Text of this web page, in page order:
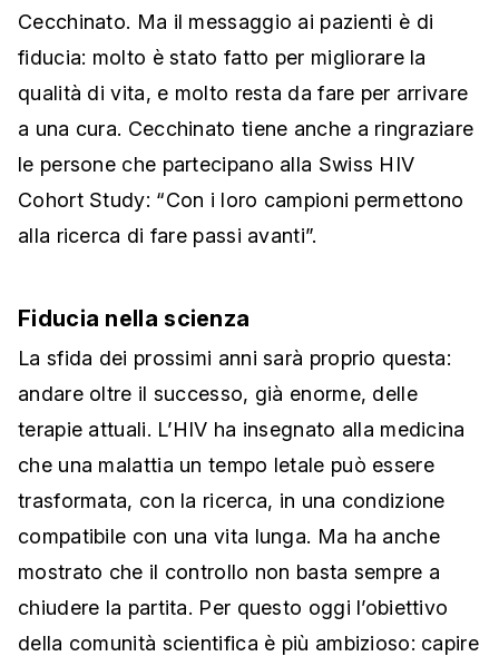
Cecchinato. Ma il messaggio ai pazienti è di
fiducia: molto è stato fatto per migliorare la
qualità di vita, e molto resta da fare per arrivare
a una cura. Cecchinato tiene anche a ringraziare
le persone che partecipano alla Swiss HIV
Cohort Study: “Con i loro campioni permettono
alla ricerca di fare passi avanti”.
Fiducia nella scienza
La sfida dei prossimi anni sarà proprio questa:
andare oltre il successo, già enorme, delle
terapie attuali. L’HIV ha insegnato alla medicina
che una malattia un tempo letale può essere
trasformata, con la ricerca, in una condizione
compatibile con una vita lunga. Ma ha anche
mostrato che il controllo non basta sempre a
chiudere la partita. Per questo oggi l’obiettivo
della comunità scientifica è più ambizioso: capire